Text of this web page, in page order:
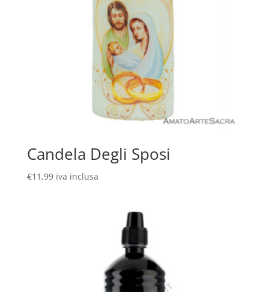
Candela Degli Sposi
€11,99 iva inclusa